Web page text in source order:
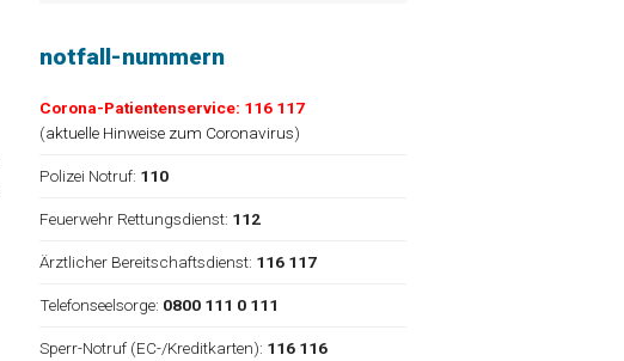
notfall-nummern
Corona-Patientenservice: 116 117
(aktuelle Hinweise zum Coronavirus)
Polizei Notruf: 110
Feuerwehr Rettungsdienst: 112
Ärztlicher Bereitschaftsdienst: 116 117
Telefonseelsorge: 0800 111 0 111
Sperr-Notruf (EC-/Kreditkarten): 116 116